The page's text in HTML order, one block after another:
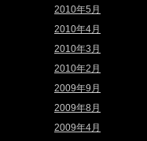
2010年5月
2010年4月
2010年3月
2010年2月
2009年9月
2009年8月
2009年4月